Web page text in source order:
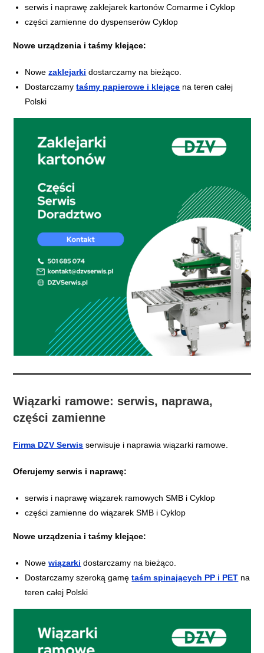
serwis i naprawę zaklejarek kartonów Comarme i Cyklop
części zamienne do dyspenserów Cyklop
Nowe urządzenia i taśmy klejące:
Nowezaklejarki dostarczamy na bieżąco.
Dostarczamytaśmy papierowe i klejące na teren całej
Polski
Wiązarki ramowe: serwis, naprawa,
części zamienne
Firma DZV Serwis serwisuje i naprawia wiązarki ramowe.
Oferujemy serwis i naprawę:
serwis i naprawę wiązarek ramowych SMB i Cyklop
części zamienne do wiązarek SMB i Cyklop
Nowe urządzenia i taśmy klejące:
Nowewiązarki dostarczamy na bieżąco.
Dostarczamy szeroką gamętaśm spinających PP i PET na
teren całej Polski